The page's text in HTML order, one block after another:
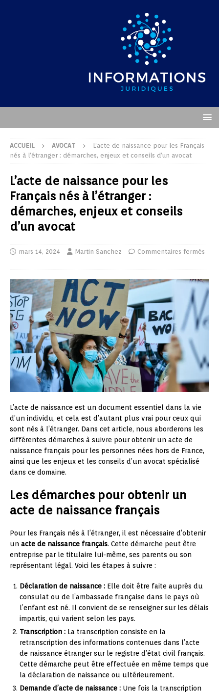
ACCUEIL AVOCAT
L’acte de naissance pour les Français
nés à l’étranger : démarches, enjeux et conseils d’un avocat
L’acte de naissance pour les
Français nés à l’étranger :
démarches, enjeux et conseils
d’un avocat
mars 14, 2024 Martin Sanchez Commentaires fermés
L’acte de naissance est un document essentiel dans la vie
d’un individu, et cela est d’autant plus vrai pour ceux qui
sont nés à l’étranger. Dans cet article, nous aborderons les
différentes démarches à suivre pour obtenir un acte de
naissance français pour les personnes nées hors de France,
ainsi que les enjeux et les conseils d’un avocat spécialisé
dans ce domaine.
Les démarches pour obtenir un
acte de naissance français
Pour les Français nés à l’étranger, il est nécessaire d’obtenir
un acte de naissance français. Cette démarche peut être
entreprise par le titulaire lui-même, ses parents ou son
représentant légal. Voici les étapes à suivre :
Déclaration de naissance : Elle doit être faite auprès du
consulat ou de l’ambassade française dans le pays où
l’enfant est né. Il convient de se renseigner sur les délais
impartis, qui varient selon les pays.
Transcription : La transcription consiste en la
retranscription des informations contenues dans l’acte
de naissance étranger sur le registre d’état civil français.
Cette démarche peut être effectuée en même temps que
la déclaration de naissance ou ultérieurement.
Demande d’acte de naissance : Une fois la transcription